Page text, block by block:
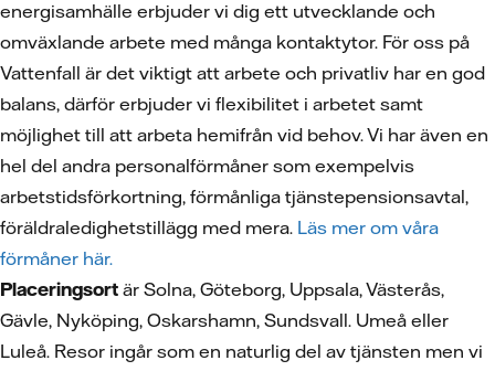
energisamhälle erbjuder vi dig ett utvecklande och
omväxlande arbete med många kontaktytor. För oss på
Vattenfall är det viktigt att arbete och privatliv har en god
balans, därför erbjuder vi flexibilitet i arbetet samt
möjlighet till att arbeta hemifrån vid behov. Vi har även en
hel del andra personalförmåner som exempelvis
arbetstidsförkortning, förmånliga tjänstepensionsavtal,
föräldraledighetstillägg med mera. Läs mer om våra
förmåner här.
Placeringsort är Solna, Göteborg, Uppsala, Västerås,
Gävle, Nyköping, Oskarshamn, Sundsvall. Umeå eller
Luleå. Resor ingår som en naturlig del av tjänsten men vi